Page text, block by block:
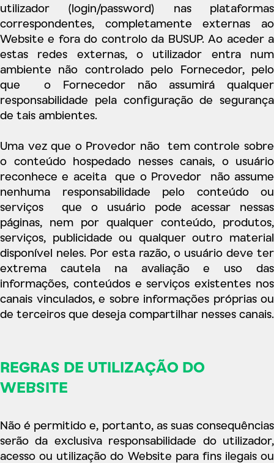
utilizador (login/password) nas plataformas
correspondentes, completamente externas ao
Website e fora do controlo da BUSUP. Ao aceder a
estas redes externas, o utilizador entra num
ambiente não controlado pelo Fornecedor, pelo
que o Fornecedor não assumirá qualquer
responsabilidade pela configuração de segurança
de tais ambientes.
Uma vez que o Provedor não tem controle sobre
o conteúdo hospedado nesses canais, o usuário
reconhece e aceita que o Provedor não assume
nenhuma responsabilidade pelo conteúdo ou
serviços que o usuário pode acessar nessas
páginas, nem por qualquer conteúdo, produtos,
serviços, publicidade ou qualquer outro material
disponível neles. Por esta razão, o usuário deve ter
extrema cautela na avaliação e uso das
informações, conteúdos e serviços existentes nos
canais vinculados, e sobre informações próprias ou
de terceiros que deseja compartilhar nesses canais.
REGRAS DE UTILIZAÇÃO DO
WEBSITE
Não é permitido e, portanto, as suas consequências
serão da exclusiva responsabilidade do utilizador,
acesso ou utilização do Website para fins ilegais ou